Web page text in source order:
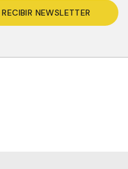
RECIBIR NEWSLETTER